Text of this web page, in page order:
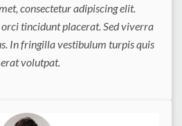
consectetur adipiscing elit.
tincidunt placerat. Sed viverra
In fringilla vestibulum turpis quis
volutpat.